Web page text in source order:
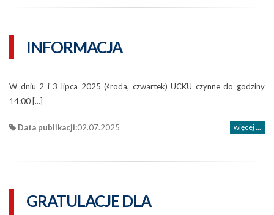
INFORMACJA
W dniu 2 i 3 lipca 2025 (środa, czwartek) UCKU czynne do godziny
14:00 [...]
Data publikacji:02.07.2025 więcej ...
GRATULACJE DLA